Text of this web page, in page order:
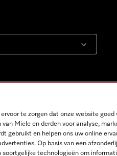
te zorgen dat onze website
Miele en derden voor analyse,
gebruikt en helpen ons uw online
Op basis van een
technologieën om